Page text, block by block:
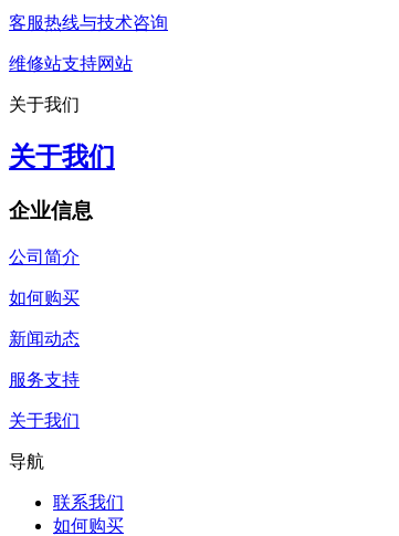
客服热线与技术咨询
维修站支持网站
关于我们
关于我们
企业信息
公司简介
如何购买
新闻动态
服务支持
关于我们
导航
联系我们
如何购买